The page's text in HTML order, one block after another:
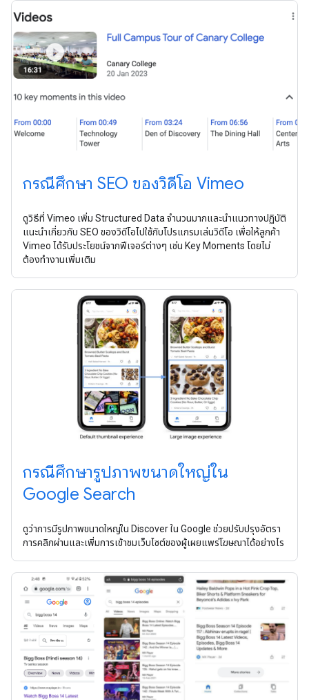
กรณีศึกษา SEO ของวิดีโอ Vimeo
ดูวิธีที่ Vimeo เพิ่ม Structured Data จำนวนมากและนําแนวทางปฏิบัติ
แนะนําเกี่ยวกับ SEO ของวิดีโอไปใช้กับโปรแกรมเล่นวิดีโอ เพื่อให้ลูกค้า
Vimeo ได้รับประโยชน์จากฟีเจอร์ต่างๆ เช่น Key Moments โดยไม่
ต้องทำงานเพิ่มเติม
กรณีศึกษารูปภาพขนาดใหญ่ใน
Google Search
ดูว่าการมีรูปภาพขนาดใหญ่ใน Discover ใน Google ช่วยปรับปรุงอัตรา
การคลิกผ่านและเพิ่มการเข้าชมเว็บไซต์ของผู้เผยแพร่โฆษณาได้อย่างไร